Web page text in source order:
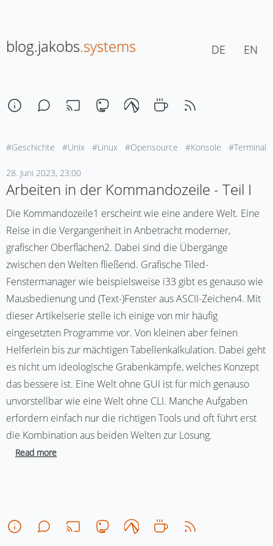
blog.jakobs.systems DE EN
#Geschichte #Unix #Linux #Opensource #Konsole #Terminal
28. Juni 2023, 23:00
Arbeiten in der Kommandozeile - Teil I
Die Kommandozeile1 erscheint wie eine andere Welt. Eine
Reise in die Vergangenheit in Anbetracht moderner,
grafischer Oberflächen2. Dabei sind die Übergänge
zwischen den Welten fließend. Grafische Tiled-
Fenstermanager wie beispielsweise i33 gibt es genauso wie
Mausbedienung und (Text-)Fenster aus ASCII-Zeichen4. Mit
dieser Artikelserie stelle ich einige von mir häufig
eingesetzten Programme vor. Von kleinen aber feinen
Helferlein bis zur mächtigen Tabellenkalkulation. Dabei geht
es nicht um ideologische Grabenkämpfe, welches Konzept
das bessere ist. Eine Welt ohne GUI ist für mich genauso
unvorstellbar wie eine Welt ohne CLI. Manche Aufgaben
erfordern einfach nur die richtigen Tools und oft führt erst
die Kombination aus beiden Welten zur Lösung.
Read more